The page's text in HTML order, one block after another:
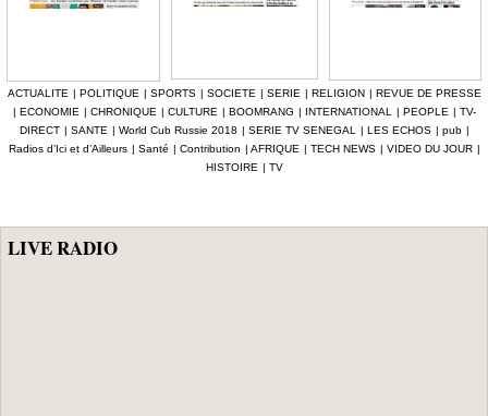
ACTUALITE | POLITIQUE | SPORTS | SOCIETE | SERIE | RELIGION | REVUE DE PRESSE
| ECONOMIE | CHRONIQUE | CULTURE | BOOMRANG | INTERNATIONAL | PEOPLE | TV-
DIRECT | SANTE | World Cub Russie 2018 | SERIE TV SENEGAL | LES ECHOS | pub |
Radios d’Ici et d’Ailleurs | Santé | Contribution | AFRIQUE | TECH NEWS | VIDEO DU JOUR |
HISTOIRE | TV
LIVE RADIO